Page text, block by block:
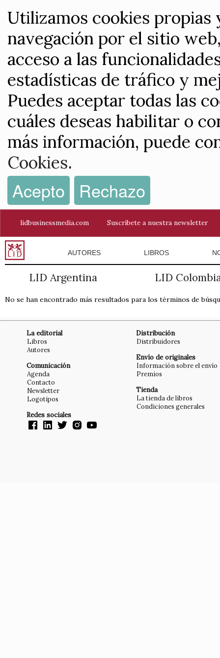
Utilizamos cookies
navegación por el sitio
acceso a las
estadísticas de tráfico y
Puedes aceptar todas las
cuáles deseas habilitar o
más información, puede
Cookies.
Acepto Rechazo
lidbusinessmedia.com Suscríbete a nuestra newsletter
AUTORES LIBROS
LID Argentina LID
No se han encontrado más resultados para los términos de
La editorial
Libros
Autores
Comunicación
Agenda
Contacto
Newsletter
Logotipos
Redes sociales
Distribución
Distribuidores
Envío de originales
Información sobre el envío
Premios
Tienda
La tienda de libros
Condiciones generales